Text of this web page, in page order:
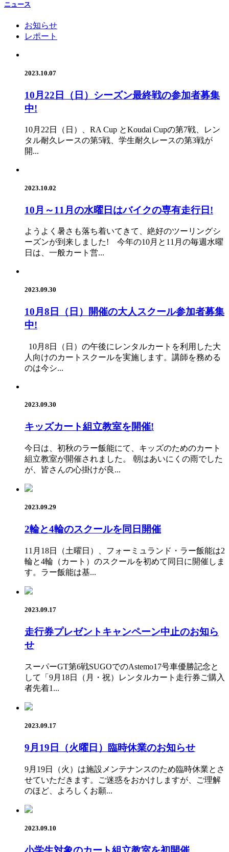
ニュース
お知らせ
レポート
2023.10.07
10月22日（日）シーズン最終戦の参加者募集
中!
10月22日（日）、RA Cup とKoudai Cupの第7戦、レン
タル耐久レースの第5戦、学生耐久レースの第3戦が
開...
2023.10.02
10月～11月の水曜日はバイクの専有走行日!
ようよく暑さも落ち着いてきて、絶好のツーリングシ
ーズンが到来しました! 今年の10月と11月の毎週水曜
日は、一般カート営...
2023.09.30
10月8日（日）開催の大人スクール参加者募集
中!
10月8日（日）の午後にレンタルカートを利用した大
人向けのカートスクールを実施します。講師を務める
のは今シ...
2023.09.30
キッズカート組立教室を開催!
今日は、初秋のラー飯能にて、キッズのためのカート
組立教室が開催されました。 朝はあいにくの雨でした
が、皆さんの心掛けが良...
2023.09.29
2輪と4輪のスクールを同日開催
11月18日（土曜日）、フォーミュランド・ラー飯能は2
輪と4輪（カート）のスクールを初めて同日に開催しま
す。ラー飯能は基...
2023.09.17
走行券プレゼントキャンペーン中止のお知ら
せ
スーパーGT第6戦SUGOでのAstemo17号車優勝記念と
して「9月18日（月・祝）レンタルカート走行券ご購入
者先着1...
2023.09.17
9月19日（火曜日）臨時休業のお知らせ
9月19日（火）は施設メンテナンスのため臨時休業とさ
せていただきます。ご迷惑をおかけしますが、ご理解
のほど、よろしくお願...
2023.09.10